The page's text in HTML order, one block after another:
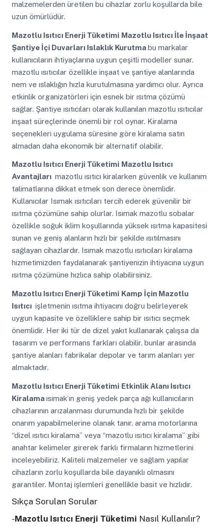
malzemelerden üretilen bu cihazlar zorlu koşullarda bile
uzun ömürlüdür.
Mazotlu Isıtıcı Enerji Tüketimi Mazotlu Isıtıcı İle İnşaat
Şantiye İçi Duvarları Islaklık Kurutmabu markalar
kullanıcıların ihtiyaçlarına uygun çeşitli modeller sunar.
mazotlu ısıtıcılar özellikle inşaat ve şantiye alanlarında
nem ve ıslaklığın hızla kurutulmasına yardımcı olur. Ayrıca
etkinlik organizatörleri için esnek bir ısıtma çözümü
sağlar. Şantiye ısıtıcıları olarak kullanılan mazotlu ısıtıcılar
inşaat süreçlerinde önemli bir rol oynar. Kiralama
seçenekleri uygulama süresine göre kiralama satın
almadan daha ekonomik bir alternatif olabilir.
Mazotlu Isıtıcı Enerji Tüketimi Mazotlu Isıtıcı
Avantajları mazotlu ısıtıcı kiralarken güvenlik ve kullanım
talimatlarına dikkat etmek son derece önemlidir.
Kullanıcılar Isımak ısıtıcıları tercih ederek güvenilir bir
ısıtma çözümüne sahip olurlar. Isımak mazotlu sobalar
özellikle soğuk iklim koşullarında yüksek ısıtma kapasitesi
sunan ve geniş alanların hızlı bir şekilde ısıtılmasını
sağlayan cihazlardır. Isımak mazotlu ısıtıcıları kiralama
hizmetimizden faydalanarak şantiyenizin ihtiyacına uygun
ısıtma çözümüne hızlıca sahip olabilirsiniz.
Mazotlu Isıtıcı Enerji Tüketimi Kamp İçin Mazotlu
Isıtıcı işletmenin ısıtma ihtiyacını doğru belirleyerek
uygun kapasite ve özelliklere sahip bir ısıtıcı seçmek
önemlidir. Her iki tür de dizel yakıt kullanarak çalışsa da
tasarım ve performans farkları olabilir. bunlar arasında
şantiye alanları fabrikalar depolar ve tarım alanları yer
almaktadır.
Mazotlu Isıtıcı Enerji Tüketimi Etkinlik Alanı Isıtıcı
Kiralamaısımak’ın geniş yedek parça ağı kullanıcıların
cihazlarının arızalanması durumunda hızlı bir şekilde
onarım yapabilmelerine olanak tanır. arama motorlarına
“dizel ısıtıcı kiralama” veya “mazotlu ısıtıcı kiralama” gibi
anahtar kelimeler girerek farklı firmaların hizmetlerini
inceleyebiliriz. Kaliteli malzemeler ve sağlam yapılar
cihazların zorlu koşullarda bile dayanıklı olmasını
garantiler. Montaj işlemleri genellikle basit ve hızlıdır.
Sıkça Sorulan Sorular
-Mazotlu Isıtıcı Enerji Tüketimi Nasıl Kullanılır?